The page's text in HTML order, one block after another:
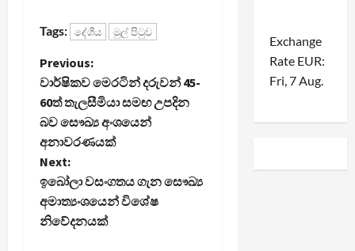
Tags: දේශීය මුල් පිටුව
P
o
s
t
n
a
Previous:
වාර්ෂිකව මෙරටින් දරුවන් 45-
60ත් තැලසීමියා සමඟ උපදින
බව සෞඛ්‍ය අංශයෙන්
අනාවරණයක්
Next:
ඉබෝලා වසංගතය ගැන සෞඛ්‍ය
අමාත්‍යංශයෙන් විශේෂ
නිවේදනයක්
Exchange
Rate EUR:
Fri, 7 Aug.